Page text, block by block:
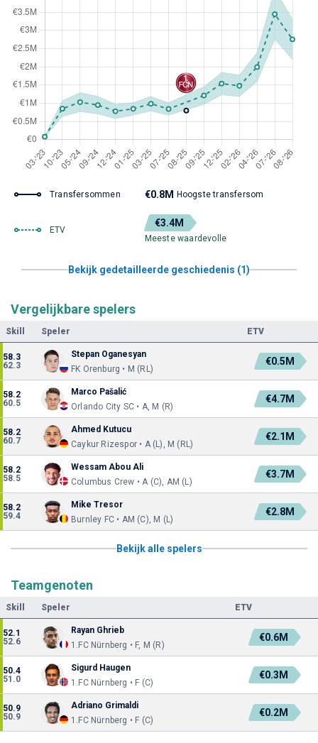
Transfersommen €0.8M Hoogste transfersom
ETV
€3.4M
Meeste waardevolle
Bekijk gedetailleerde geschiedenis (1)
Vergelijkbare spelers
Skill Speler ETV
58.3
62.3
Stepan Oganesyan
FK Orenburg • M (RL)
€0.5M
58.2
60.5
Marco Pašalić
Orlando City SC • A, M (R)
€4.7M
58.2
60.7
Ahmed Kutucu
Caykur Rizespor • A (L), M (RL)
€2.1M
58.2
58.5
Wessam Abou Ali
Columbus Crew • A (C), AM (L)
€3.7M
58.2
59.4
Mike Tresor
Burnley FC • AM (C), M (L)
€2.8M
Bekijk alle spelers
Teamgenoten
Skill Speler ETV
52.1
52.6
Rayan Ghrieb
1.FC Nürnberg • F, M (R)
€0.6M
50.4
51.0
Sigurd Haugen
1.FC Nürnberg • F (C)
€0.3M
50.9
50.9
Adriano Grimaldi
1.FC Nürnberg • F (C)
€0.2M